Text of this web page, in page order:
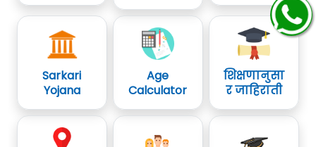
Sarkari
Yojana
Age
Calculator
शिक्षणानुसा
र जाहिराती